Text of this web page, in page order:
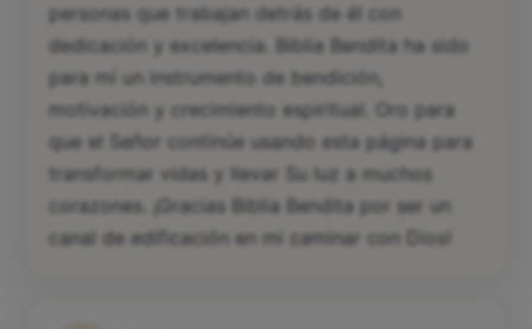
personas que trabajan detrás de él con
dedicación y excelencia. Biblia Bendita ha sido
para mí un instrumento de bendición,
motivación y crecimiento espiritual. Oro para
que el Señor continúe usando esta página para
transformar vidas y llevar Su luz a muchos
corazones. ¡Gracias Biblia Bendita por ser un
canal de edificación en mi caminar con Dios!